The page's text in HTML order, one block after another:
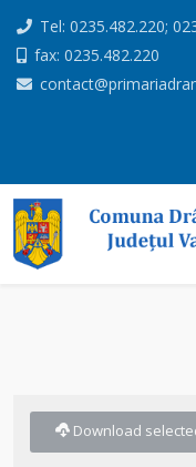
Tel: 0235.482.220;
fax: 0235.482.220
Download